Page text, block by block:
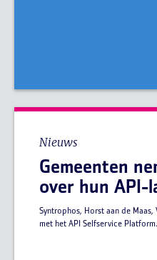
Nieuws
Gemeenten
over hun API-
Syntrophos, Horst aan de
met het API Selfservice Platform.